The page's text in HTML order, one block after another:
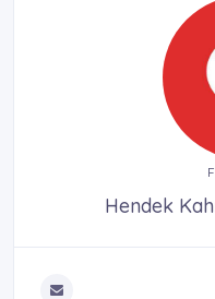
Hendek